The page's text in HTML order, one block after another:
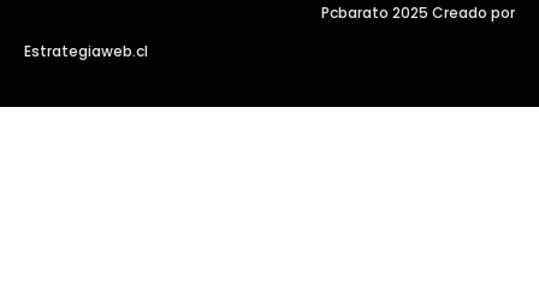
Pcbarato 2025 Creado por
Estrategiaweb.cl